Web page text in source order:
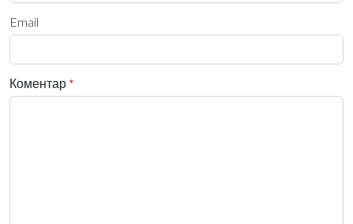
Email
Коментар *